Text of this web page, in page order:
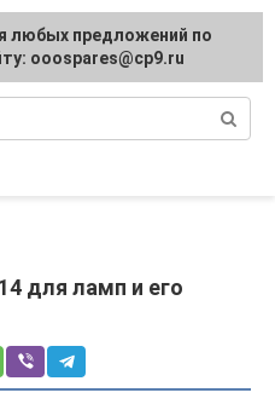
ремонт
для ламп и его
любых предложений по
ooospares@cp9.ru